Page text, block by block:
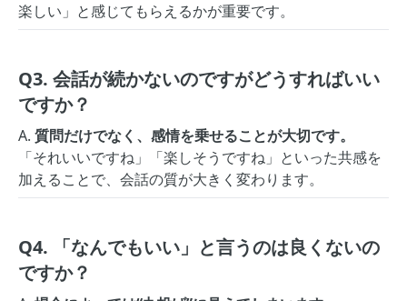
楽しい」と感じてもらえるかが重要です。
Q3. 会話が続かないのですがどうすればいい
ですか？
A. 質問だけでなく、感情を乗せることが大切です。
「それいいですね」「楽しそうですね」といった共感を
加えることで、会話の質が大きく変わります。
Q4. 「なんでもいい」と言うのは良くないの
ですか？